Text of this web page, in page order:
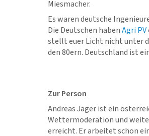
Miesmacher.
Es waren deutsche
Die Deutschen habenAgri PV
stellt euer Licht nicht unter
den 80ern. Deutschland ist
Zur Person
Andreas Jäger ist ein
Wettermoderation und
erreicht. Er arbeitet schon